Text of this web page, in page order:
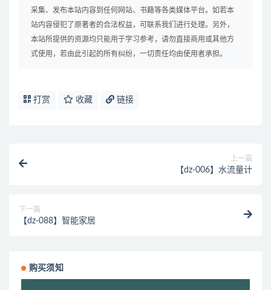
采集、发布本站内容到任何网站、书籍等各类媒体平台。如若本
站内容侵犯了原著者的合法权益，可联系我们进行处理。另外，
本站所提供的资源均只能用于学习参考，请勿直接商用或其他方
式使用，若由此引起的所有纠纷，一切责任均由使用者承担。
打赏 收藏 链接
上一篇
【dz-006】水流量计
下一篇
【dz-088】智能家居
购买须知